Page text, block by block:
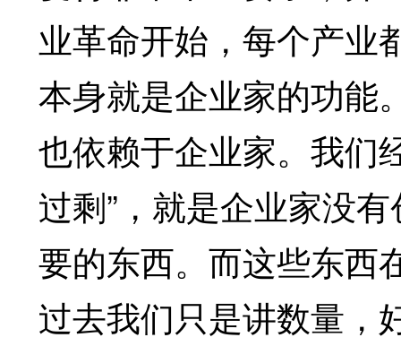
业革命开始，每个产业
本身就是企业家的功能
也依赖于企业家。我们
过剩”，就是企业家没
要的东西。而这些东西
过去我们只是讲数量，